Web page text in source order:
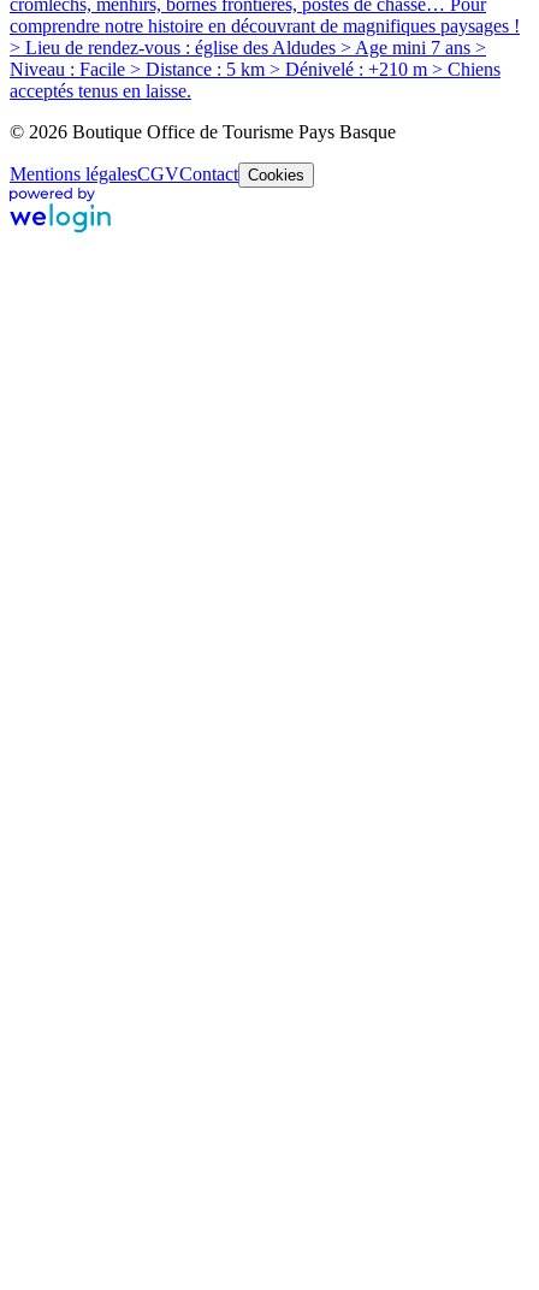
cromlechs, menhirs, bornes frontières, postes de chasse… Pour
comprendre notre histoire en découvrant de magnifiques paysages !
> Lieu de rendez-vous : église des Aldudes > Age mini 7 ans >
Niveau : Facile > Distance : 5 km > Dénivelé : +210 m > Chiens
acceptés tenus en laisse.
© 2026 Boutique Office de Tourisme Pays Basque
Mentions légalesCGVContact Cookies